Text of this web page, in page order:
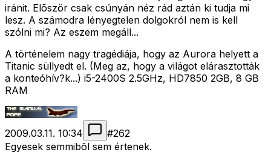
iránit. Elõször csak csúnyán néz rád aztán ki tudja mi
lesz. A számodra lényegtelen dolgokról nem is kell
szólni mi? Az eszem megáll...
A történelem nagy tragédiája, hogy az Aurora helyett a
Titanic süllyedt el. (Meg az, hogy a világot elárasztották
a konteóhív?k...) i5-2400S 2.5GHz, HD7850 2GB, 8 GB
RAM
2009.03.11. 10:34 #262
Egyesek semmibõl sem értenek.